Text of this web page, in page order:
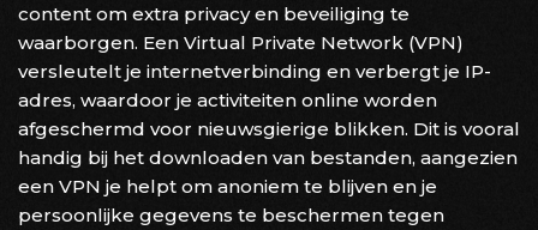
content om extra privacy en beveiliging te
waarborgen. Een Virtual Private Network (VPN)
versleutelt je internetverbinding en verbergt je IP-
adres, waardoor je activiteiten online worden
afgeschermd voor nieuwsgierige blikken. Dit is vooral
handig bij het downloaden van bestanden, aangezien
een VPN je helpt om anoniem te blijven en je
persoonlijke gegevens te beschermen tegen